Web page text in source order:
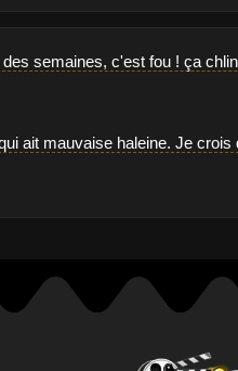
semaines, c'est fou ! ça
ait mauvaise haleine. Je